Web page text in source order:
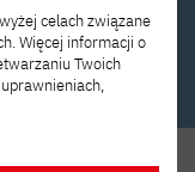
celach związane
Więcej informacji o
Twoich